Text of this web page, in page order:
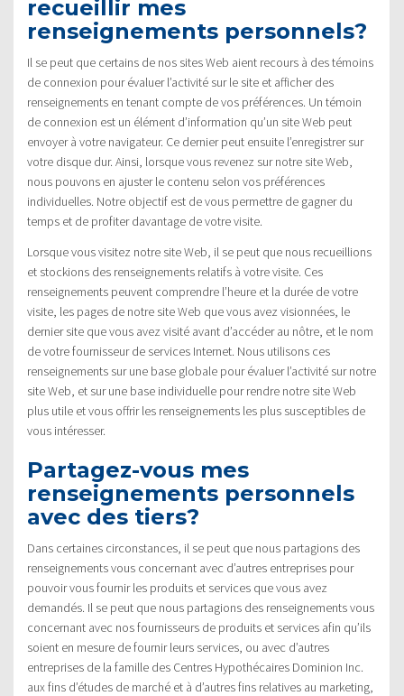
recueillir mes
renseignements personnels?
Il se peut que certains de nos sites Web aient recours à des témoins
de connexion pour évaluer l’activité sur le site et afficher des
renseignements en tenant compte de vos préférences. Un témoin
de connexion est un élément d’information qu’un site Web peut
envoyer à votre navigateur. Ce dernier peut ensuite l’enregistrer sur
votre disque dur. Ainsi, lorsque vous revenez sur notre site Web,
nous pouvons en ajuster le contenu selon vos préférences
individuelles. Notre objectif est de vous permettre de gagner du
temps et de profiter davantage de votre visite.
Lorsque vous visitez notre site Web, il se peut que nous recueillions
et stockions des renseignements relatifs à votre visite. Ces
renseignements peuvent comprendre l’heure et la durée de votre
visite, les pages de notre site Web que vous avez visionnées, le
dernier site que vous avez visité avant d’accéder au nôtre, et le nom
de votre fournisseur de services Internet. Nous utilisons ces
renseignements sur une base globale pour évaluer l’activité sur notre
site Web, et sur une base individuelle pour rendre notre site Web
plus utile et vous offrir les renseignements les plus susceptibles de
vous intéresser.
Partagez-vous mes
renseignements personnels
avec des tiers?
Dans certaines circonstances, il se peut que nous partagions des
renseignements vous concernant avec d’autres entreprises pour
pouvoir vous fournir les produits et services que vous avez
demandés. Il se peut que nous partagions des renseignements vous
concernant avec nos fournisseurs de produits et services afin qu’ils
soient en mesure de fournir leurs services, ou avec d’autres
entreprises de la famille des Centres Hypothécaires Dominion Inc.
aux fins d’études de marché et à d’autres fins relatives au marketing,